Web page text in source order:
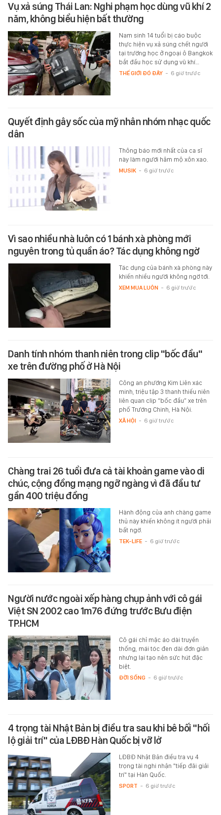
Vụ xả súng Thái Lan: Nghi phạm học dùng vũ khí 2
năm, không biểu hiện bất thường
Nam sinh 14 tuổi bị cáo buộc
thực hiện vụ xả súng chết người
tại trường học ở ngoại ô Bangkok
bắt đầu học sử dụng vũ khí…
THẾ GIỚI ĐÓ ĐÂY - 6 giờ trước
Quyết định gây sốc của mỹ nhân nhóm nhạc quốc
dân
Thông báo mới nhất của ca sĩ
này làm người hâm mộ xôn xao.
MUSIK - 6 giờ trước
Vì sao nhiều nhà luôn có 1 bánh xà phòng mới
nguyên trong tủ quần áo? Tác dụng không ngờ
Tác dụng của bánh xà phòng này
khiến nhiều người không ngờ tới.
XEM MUA LUÔN - 6 giờ trước
Danh tính nhóm thanh niên trong clip "bốc đầu"
xe trên đường phố ở Hà Nội
Công an phường Kim Liên xác
minh, triệu tập 3 thanh thiếu niên
liên quan clip “bốc đầu” xe trên
phố Trường Chinh, Hà Nội.
XÃ HỘI - 6 giờ trước
Chàng trai 26 tuổi đưa cả tài khoản game vào di
chúc, cộng đồng mạng ngỡ ngàng vì đã đầu tư
gần 400 triệu đồng
Hành động của anh chàng game
thủ này khiến không ít người phải
bất ngờ.
TEK-LIFE - 6 giờ trước
Người nước ngoài xếp hàng chụp ảnh với cô gái
Việt SN 2002 cao 1m76 đứng trước Bưu điện
TP.HCM
Cô gái chỉ mặc áo dài truyền
thống, mái tóc đen dài đơn giản
nhưng lại tạo nên sức hút đặc
biệt.
ĐỜI SỐNG - 6 giờ trước
4 trọng tài Nhật Bản bị điều tra sau khi bê bối "hối
lộ giải trí" của LĐBĐ Hàn Quốc bị vỡ lở
LĐBĐ Nhật Bản điều tra vụ 4
trọng tài nghi nhận "tiếp đãi giải
trí" tại Hàn Quốc.
SPORT - 6 giờ trước